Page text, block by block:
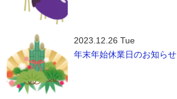
2023.12.26 Tue
年末年始休業日のお知らせ